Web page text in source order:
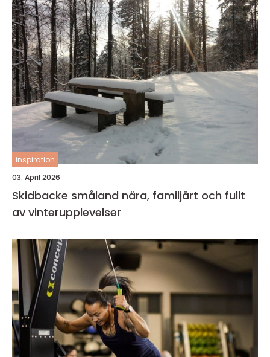
inspiration
03. April 2026
Skidbacke småland nära, familjärt och fullt
av vinterupplevelser